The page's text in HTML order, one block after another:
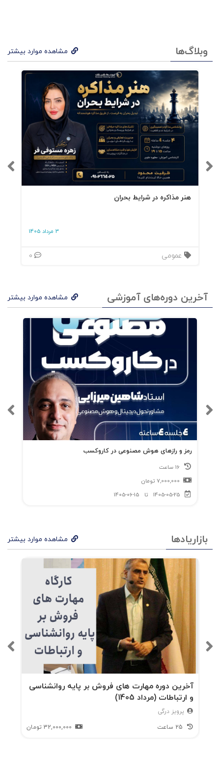
وبلاگ‌ها مشاهده موارد بیشتر
هنر مذاکره در شرایط بحران
3 مرداد 1405
عمومی
آخرین دوره‌های آموزشی مشاهده موارد بیشتر
رمز و رازهای هوش مصنوعی در کاروکسب
7,000,000 تومان
1405-05-25
تا 1405-06-15
بازاریادها مشاهده موارد بیشتر
آخرین دوره مهارت های فروش بر پایه روانشناسی
و ارتباطات (مرداد 1405)
پرویز درگی
32,000,000 تومان